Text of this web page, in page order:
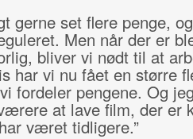
gerne set flere penge,
Men når der er
bliver vi nødt til at
har vi nu fået en større
fordeler pengene. Og
at lave film, der er
været tidligere.”